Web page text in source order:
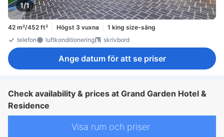
1/1
42 m²/452 ft² Högst 3 vuxna
1 king size-säng
telefon
luftkonditionering skrivbord
Ange datum för att se priser
Check availability & prices at Grand Garden Hotel &
Residence
Visa rum och priser